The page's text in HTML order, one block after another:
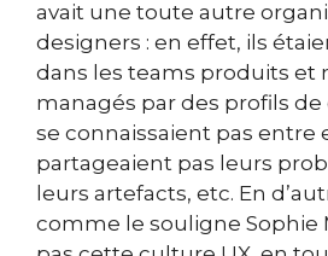
avait une toute autre
designers : en effet, ils
dans les teams produits et
managés par des profils de
se connaissaient pas entre
partageaient pas leurs
leurs artefacts, etc. En
comme le souligne Sophie